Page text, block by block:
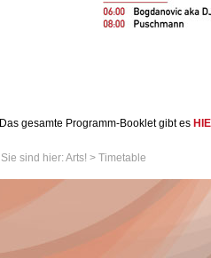
Das gesamte Programm-Booklet gibt es
Sie sind hier:Arts! > Timetable